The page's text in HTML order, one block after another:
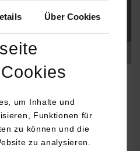
Über Cookies
um Inhalte und
Funktionen für
zu können und die
zu analysieren.